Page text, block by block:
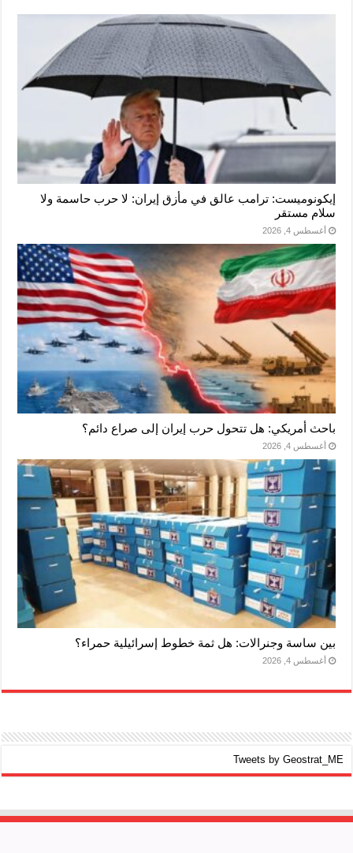
إيكونوميست: ترامب عالق في مأزق إيران: لا حرب حاسمة ولا
سلام مستقر
أغسطس 4, 2026
باحث أمريكي: هل تتحول حرب إيران إلى صراع دائم؟
أغسطس 4, 2026
بين ساسة وجنرالات: هل ثمة خطوط إسرائيلية حمراء؟
أغسطس 4, 2026
Tweets by Geostrat_ME